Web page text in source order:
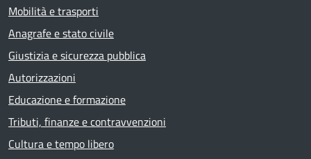
Mobilità e trasporti
Anagrafe e stato civile
Giustizia e sicurezza pubblica
Autorizzazioni
Educazione e formazione
Tributi, finanze e contravvenzioni
Cultura e tempo libero